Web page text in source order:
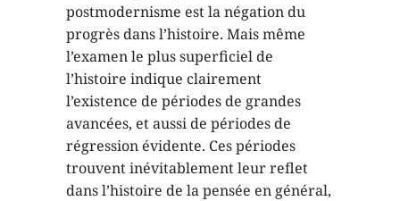
postmodernisme est la négation du
progrès dans l’histoire. Mais même
l’examen le plus superficiel de
l’histoire indique clairement
l’existence de périodes de grandes
avancées, et aussi de périodes de
régression évidente. Ces périodes
trouvent inévitablement leur reflet
dans l’histoire de la pensée en général,